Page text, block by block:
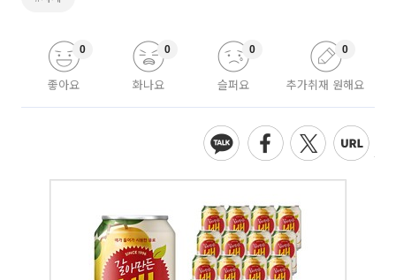
좋아요
0
화나요
0
슬퍼요
0
추가취재 원해요
0